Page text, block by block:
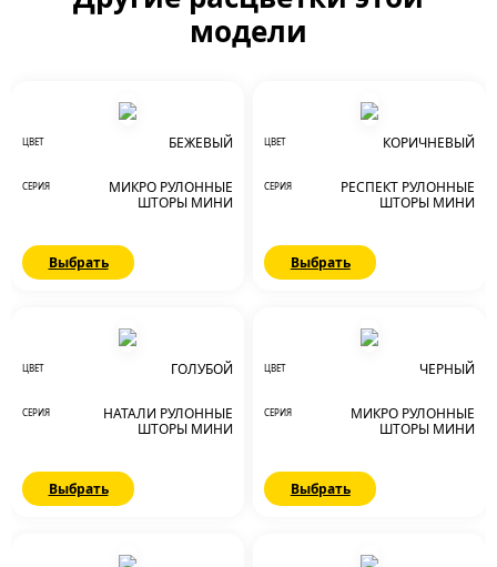
модели
ЦВЕТ БЕЖЕВЫЙ
СЕРИЯ
МИКРО РУЛОННЫЕ
ШТОРЫ МИНИ
Выбрать
ЦВЕТ КОРИЧНЕВЫЙ
СЕРИЯ
РЕСПЕКТ РУЛОННЫЕ
ШТОРЫ МИНИ
Выбрать
ЦВЕТ ГОЛУБОЙ
СЕРИЯ
НАТАЛИ РУЛОННЫЕ
ШТОРЫ МИНИ
Выбрать
ЦВЕТ ЧЕРНЫЙ
СЕРИЯ
МИКРО РУЛОННЫЕ
ШТОРЫ МИНИ
Выбрать